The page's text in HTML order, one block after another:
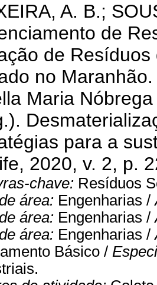
A. B.;
de
de
no
Maria
para a
2020, v. 2, p.
chave: Resíduos
área: Engenharias /
área: Engenharias /
área: Engenharias /
Básico /